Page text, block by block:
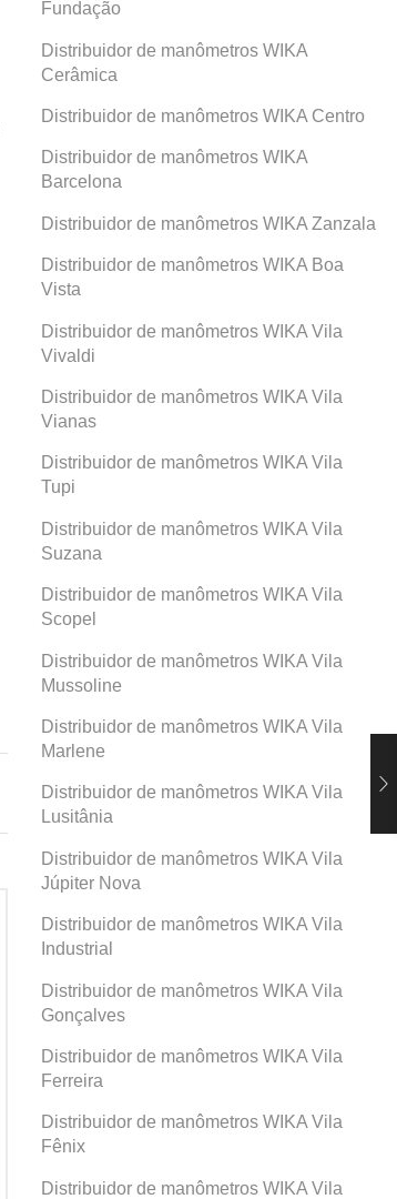
Distribuidor de manômetros WIKA
Prosperidade
Se você busca por Distribuidor de
manômetros WIKA Prosperidade, você
veio ao lugar certo! Desde 1995, a
Agatec do Brasil vem...
Continue Lendo...
Fundação
Distribuidor de manômetros WIKA
Cerâmica
Distribuidor de manômetros WIKA Centro
Distribuidor de manômetros WIKA
Barcelona
Distribuidor de manômetros WIKA Zanzala
Distribuidor de manômetros WIKA Boa
Vista
Distribuidor de manômetros WIKA Vila
Vivaldi
Distribuidor de manômetros WIKA Vila
Vianas
Distribuidor de manômetros WIKA Vila
Tupi
Distribuidor de manômetros WIKA Vila
Suzana
Distribuidor de manômetros WIKA Vila
Scopel
Distribuidor de manômetros WIKA Vila
Mussoline
Distribuidor de manômetros WIKA Vila
Marlene
Distribuidor de manômetros WIKA Vila
Lusitânia
Distribuidor de manômetros WIKA Vila
Júpiter Nova
Distribuidor de manômetros WIKA Vila
Industrial
Distribuidor de manômetros WIKA Vila
Gonçalves
Distribuidor de manômetros WIKA Vila
Ferreira
Distribuidor de manômetros WIKA Vila
Fênix
Distribuidor de manômetros WIKA Vila